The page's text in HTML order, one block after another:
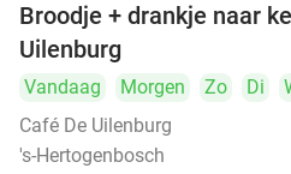
Broodje + drankje naar
Uilenburg
Vandaag Morgen Zo Di
Café De Uilenburg
's-Hertogenbosch